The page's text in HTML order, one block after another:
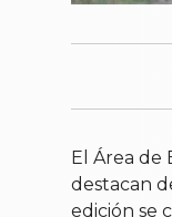
El Área
destacan
edición se